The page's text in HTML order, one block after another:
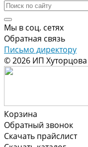
Мы в соц. сетях
Обратная связь
Письмо директору
© 2026 ИП
Корзина
Обратный звонок
Скачать прайслист